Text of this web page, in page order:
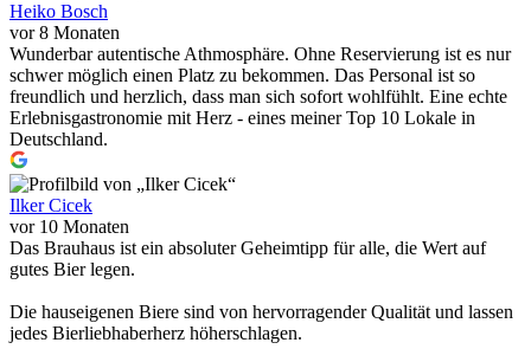
Heiko Bosch
vor 8 Monaten
Wunderbar autentische Athmosphäre. Ohne Reservierung ist es nur
schwer möglich einen Platz zu bekommen. Das Personal ist so
freundlich und herzlich, dass man sich sofort wohlfühlt. Eine echte
Erlebnisgastronomie mit Herz - eines meiner Top 10 Lokale in
Deutschland.
Ilker Cicek
vor 10 Monaten
Das Brauhaus ist ein absoluter Geheimtipp für alle, die Wert auf
gutes Bier legen.
Die hauseigenen Biere sind von hervorragender Qualität und lassen
jedes Bierliebhaberherz höherschlagen.